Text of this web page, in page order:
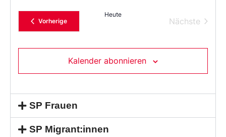
das
Datum
aus.
VorherigeVeranstaltungen
Heute
Nächste
Kalender abonnieren
SP Frauen
SP Migrant:innen